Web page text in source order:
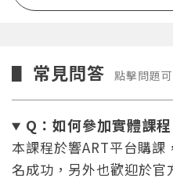
▋ 常見問答 點擊問題
Q：如何參加實體課程
本課程於響ART平台購課
名成功，另外也歡迎於官